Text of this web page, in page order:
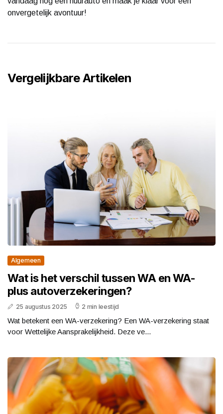
onvergetelijk avontuur!
Vergelijkbare Artikelen
Algemeen
Wat is het verschil tussen WA en WA-
plus autoverzekeringen?
25 augustus 2025 2 min leestijd
Wat betekent een WA-verzekering? Een WA-verzekering staat
voor Wettelijke Aansprakelijkheid. Deze ve...